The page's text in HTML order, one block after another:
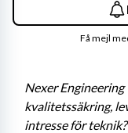
Nexer
kvalitetssäkring,
intresse för
Få mejl